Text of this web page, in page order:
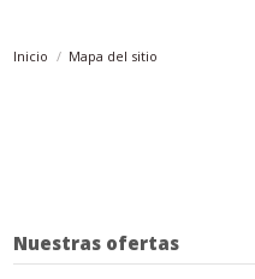
Inicio Mapa del sitio
Nuestras ofertas